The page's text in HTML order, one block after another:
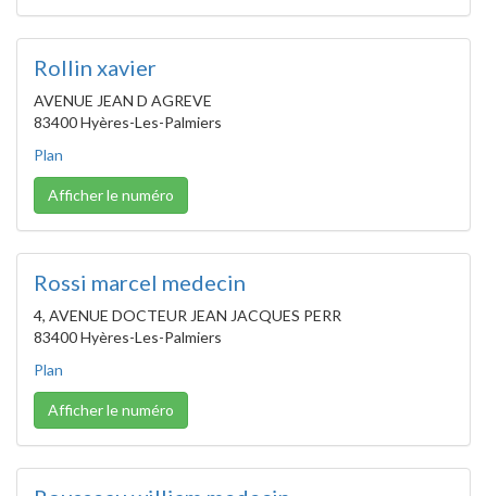
Rollin xavier
AVENUE JEAN D AGREVE
83400 Hyères-Les-Palmiers
Plan
Afficher le numéro
Rossi marcel medecin
4, AVENUE DOCTEUR JEAN JACQUES PERR
83400 Hyères-Les-Palmiers
Plan
Afficher le numéro